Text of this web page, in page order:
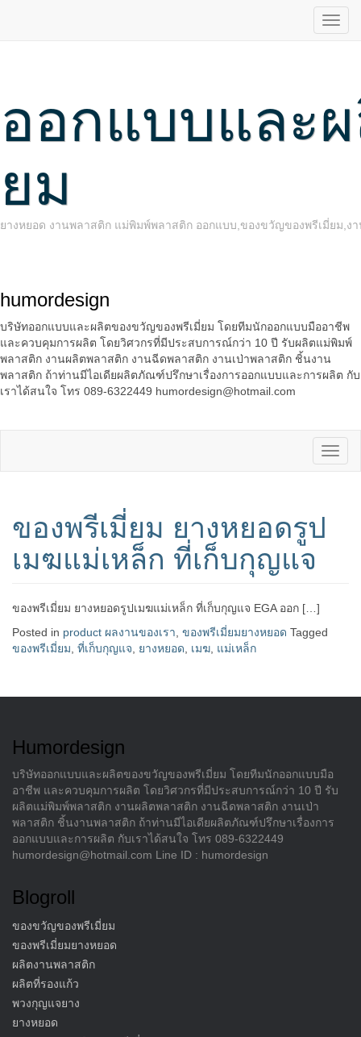
ออกแบบและ
ยม
ยางหยอด งานพลาสติก แม่พิมพ์พลาสติก ออกแบบ,ของขวัญของพรีเมี่ยม,ง
humordesign
บริษัทออกแบบและผลิตของขวัญของพรีเมี่ยม โดยทีมนักออกแบบมืออาชีพ
และควบคุมการผลิต โดยวิศวกรที่มีประสบการณ์กว่า 10 ปี รับผลิตแม่พิมพ์
พลาสติก งานผลิตพลาสติก งานฉีดพลาสติก งานเป่าพลาสติก ชิ้นงาน
พลาสติก ถ้าท่านมีไอเดียผลิตภัณฑ์ปรึกษาเรื่องการออกแบบและการผลิต กับ
เราได้สนใจ โทร 089-6322449 humordesign@hotmail.com
ของพรีเมี่ยม ยางหยอดรูป
เมฆแม่เหล็ก ที่เก็บกุญแจ
ของพรีเมี่ยม ยางหยอดรูปเมฆแม่เหล็ก ที่เก็บกุญแจ EGA ออก […]
Posted in product ผลงานของเรา ของพรีเมี่ยมยางหยอด Tagged
ของพรีเมี่ยม ที่เก็บกุญแจ ยางหยอด เมฆ แม่เหล็ก
Humordesign
บริษัทออกแบบและผลิตของขวัญของพรีเมี่ยม โดยทีมนักออกแบบมือ
อาชีพ และควบคุมการผลิต โดยวิศวกรที่มีประสบการณ์กว่า 10 ปี รับ
ผลิตแม่พิมพ์พลาสติก งานผลิตพลาสติก งานฉีดพลาสติก งานเป่า
พลาสติก ชิ้นงานพลาสติก ถ้าท่านมีไอเดียผลิตภัณฑ์ปรึกษาเรื่องการ
ออกแบบและการผลิต กับเราได้สนใจ โทร 089-6322449
humordesign@hotmail.com Line ID : humordesign
Blogroll
ของขวัญของพรีเมี่ยม
ของพรีเมี่ยมยางหยอด
ผลิตงานพลาสติก
ผลิตที่รองแก้ว
พวงกุญแจยาง
ยางหยอด